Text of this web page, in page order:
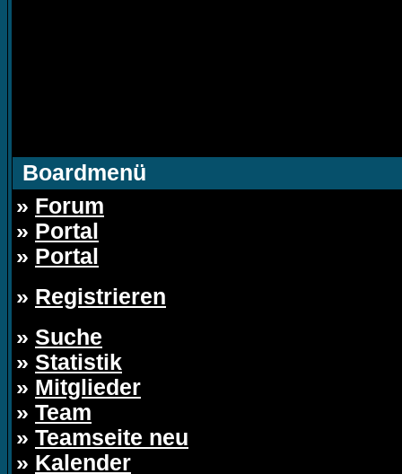
Boardmenü
» Forum
» Portal
» Portal
» Registrieren
» Suche
» Statistik
» Mitglieder
» Team
» Teamseite neu
» Kalender